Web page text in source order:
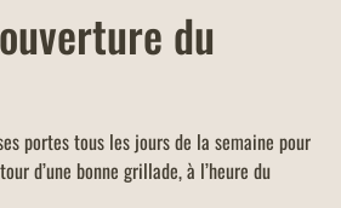
du
portes tous les jours de la semaine pour
d’une bonne grillade, à l’heure du